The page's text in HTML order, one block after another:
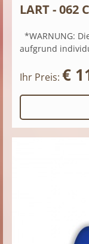
LART - 062
*WARNUNG:
aufgrund
Ihr Preis: €